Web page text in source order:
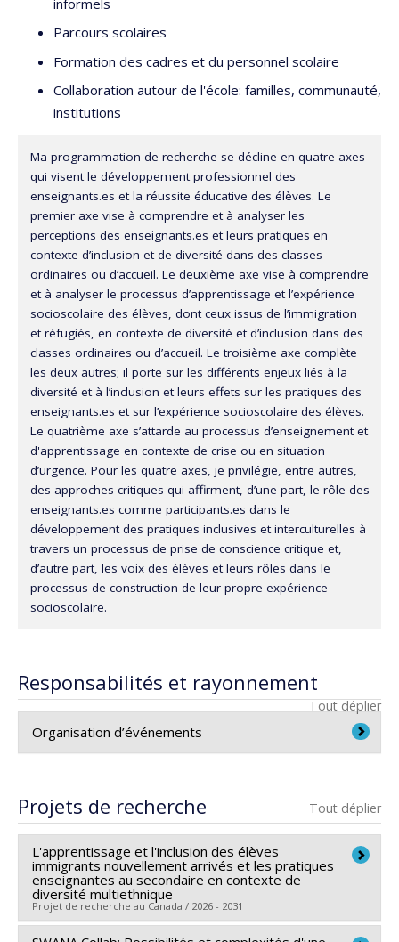
Parcours scolaires
Formation des cadres et du personnel scolaire
Collaboration autour de l'école: familles, communauté,
institutions
Ma programmation de recherche se décline en quatre axes
qui visent le développement professionnel des
enseignants.es et la réussite éducative des élèves. Le
premier axe vise à comprendre et à analyser les
perceptions des enseignants.es et leurs pratiques en
contexte d’inclusion et de diversité dans des classes
ordinaires ou d’accueil. Le deuxième axe vise à comprendre
et à analyser le processus d’apprentissage et l’expérience
socioscolaire des élèves, dont ceux issus de l’immigration
et réfugiés, en contexte de diversité et d’inclusion dans des
classes ordinaires ou d’accueil. Le troisième axe complète
les deux autres; il porte sur les différents enjeux liés à la
diversité et à l’inclusion et leurs effets sur les pratiques des
enseignants.es et sur l’expérience socioscolaire des élèves.
Le quatrième axe s’attarde au processus d’enseignement et
d'apprentissage en contexte de crise ou en situation
d’urgence. Pour les quatre axes, je privilégie, entre autres,
des approches critiques qui affirment, d’une part, le rôle des
enseignants.es comme participants.es dans le
développement des pratiques inclusives et interculturelles à
travers un processus de prise de conscience critique et,
d’autre part, les voix des élèves et leurs rôles dans le
processus de construction de leur propre expérience
socioscolaire.
Responsabilités et rayonnement
Tout déplier
Organisation d’événements
Projets de recherche Tout déplier
L'apprentissage et l'inclusion des élèves
immigrants nouvellement arrivés et les pratiques
enseignantes au secondaire en contexte de
diversité multiethnique
Projet de recherche au Canada / 2026 - 2031